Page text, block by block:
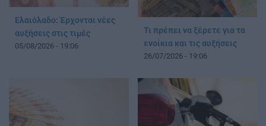
Ελαιόλαδο: Έρχονται νέες
αυξήσεις στις τιμές
05/08/2026 - 19:06
Τι πρέπει να ξέρετε για τα
ενοίκια και τις αυξήσεις
26/07/2026 - 19:06